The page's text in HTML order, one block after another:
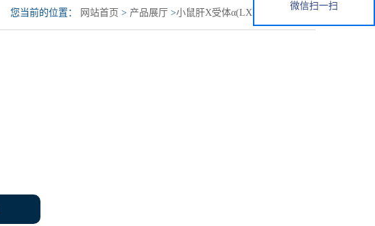
您当前的位置： 网站首页 > 产品展厅 >小鼠肝X受体α(LXR α)elisa试剂盒
微信扫一扫